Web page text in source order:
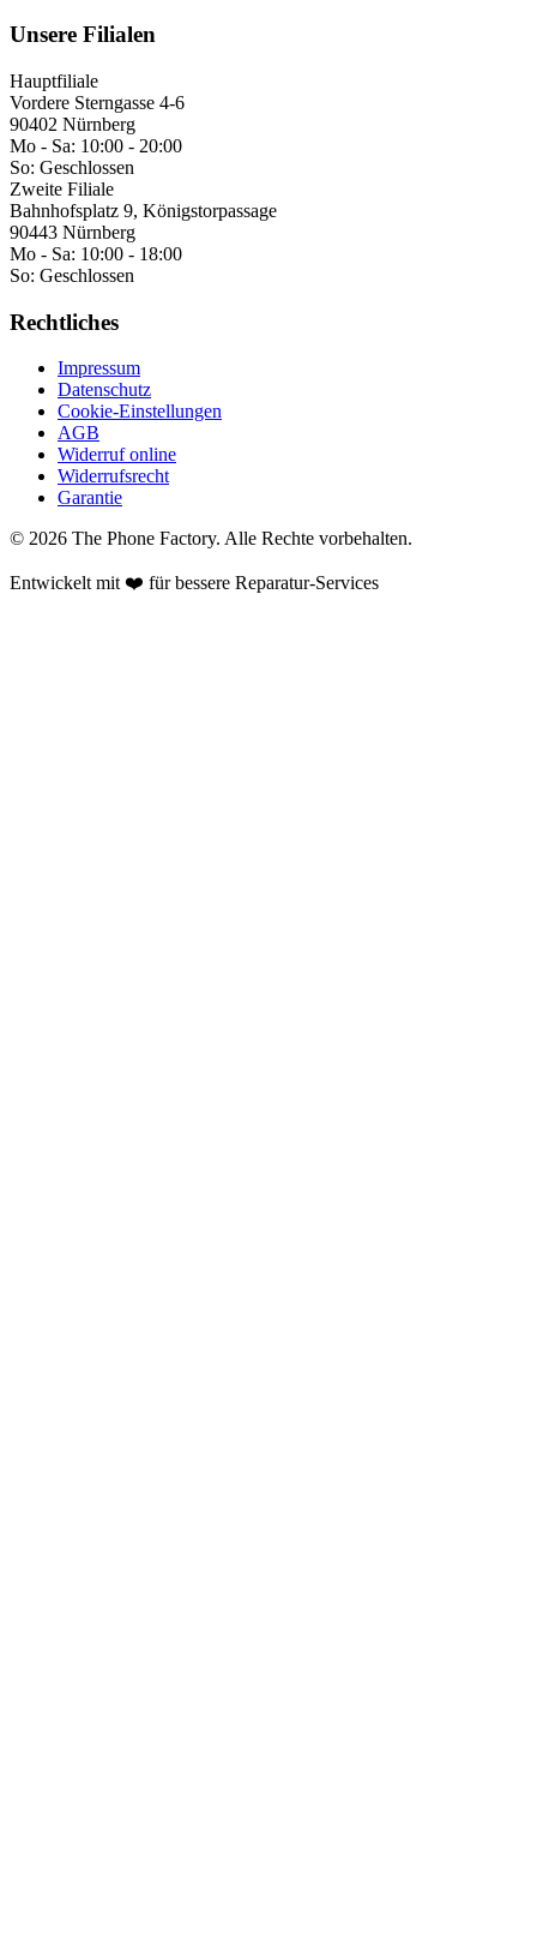
Unsere Filialen
Hauptfiliale
Vordere Sterngasse 4-6
90402 Nürnberg
Mo - Sa: 10:00 - 20:00
So: Geschlossen
Zweite Filiale
Bahnhofsplatz 9, Königstorpassage
90443 Nürnberg
Mo - Sa: 10:00 - 18:00
So: Geschlossen
Rechtliches
Impressum
Datenschutz
Cookie-Einstellungen
AGB
Widerruf online
Widerrufsrecht
Garantie
© 2026 The Phone Factory. Alle Rechte vorbehalten.
Entwickelt mit ❤️ für bessere Reparatur-Services